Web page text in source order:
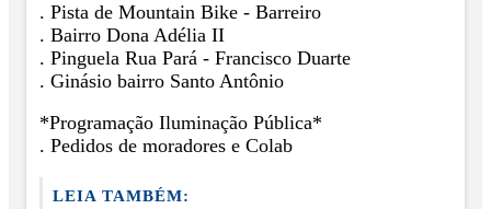
. Pista de Mountain Bike - Barreiro
. Bairro Dona Adélia II
. Pinguela Rua Pará - Francisco Duarte
. Ginásio bairro Santo Antônio
*Programação Iluminação Pública*
. Pedidos de moradores e Colab
LEIA TAMBÉM: